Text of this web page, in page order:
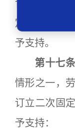
合同，劳动
定期限劳动
予支持。
第十七条
情形之一，
订立二次固
予支持：